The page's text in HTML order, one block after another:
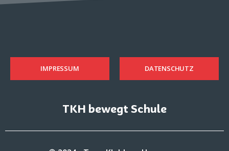
IMPRESSUM DATENSCHUTZ
TKH bewegt Schule